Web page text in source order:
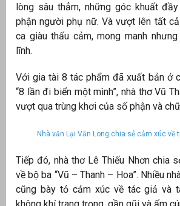
lòng sâu thẳm, những góc khuất
phận người phụ nữ. Và vượt lên tất
ca giàu thấu cảm, mong manh
lĩnh.
Với gia tài 8 tác phẩm đã xuất bản ở
“8 lần đi biển một mình”, nhà thơ Vũ
vượt qua trùng khơi của số phận và
Nhà văn Lại Văn Long chia sẻ cảm xúc về
Tiếp đó, nhà thơ Lê Thiếu Nhơn chia
về bộ ba “Vũ – Thanh – Hoa”. Nhiều
cũng bày tỏ cảm xúc về tác giả và
không khí trang trọng, gần gũi và ấm